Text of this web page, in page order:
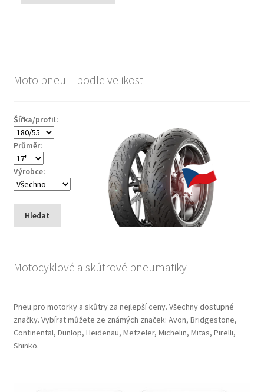
Moto pneu – podle velikosti
Šířka/profil:
Průměr:
Výrobce:
Hledat
Motocyklové a skútrové pneumatiky
Pneu pro motorky a skůtry za nejlepší ceny. Všechny dostupné
značky. Vybírat můžete ze známých značek: Avon, Bridgestone,
Continental, Dunlop, Heidenau, Metzeler, Michelin, Mitas, Pirelli,
Shinko.